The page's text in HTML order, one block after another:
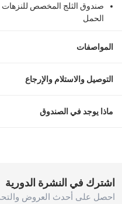
صندوق الثلج المخصص للنزهات
الحمل
المواصفات
التوصيل والاستلام والإرجاع
ماذا يوجد في الصندوق
اشترك في النشرة الدورية
احصل على أحدث العروض